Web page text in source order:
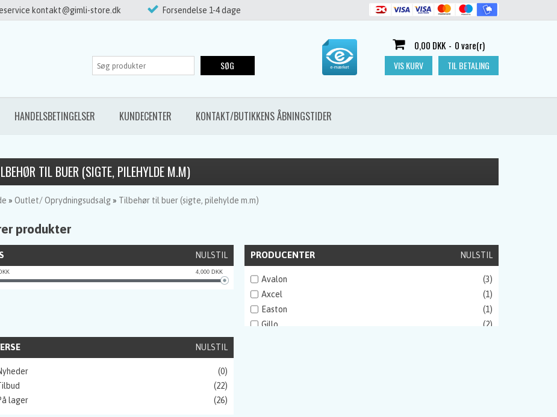
kontakt@gimli-store.dk Forsendelse 1-4 dage
0,00 DKK - 0 vare(r)
VIS KURV TIL BETALING
HANDELSBETINGELSER KUNDECENTER KONTAKT/BUTIKKENS ÅBNINGSTIDER
SØG
TIL BUER (SIGTE, PILEHYLDE M.M)
» Outlet/ Oprydningsudsalg» Tilbehør til buer (sigte, pilehylde m.m)
produkter
NULSTIL
4,000DKK
PRODUCENTER NULSTIL
Avalon
(3)
Axcel
(1)
Easton
(1)
Gillo
(2)
NULSTIL
(0)
(22)
lager
(26)